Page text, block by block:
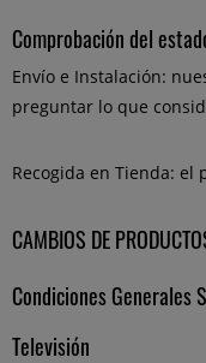
Comprobación del
Envío e Instalación:
preguntar lo que
Recogida en Tienda: el
CAMBIOS DE
Condiciones Generales
Televisión